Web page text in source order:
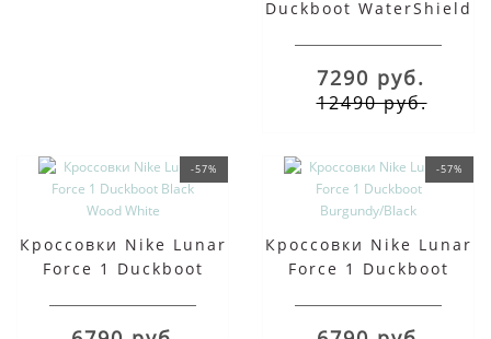
Duckboot WaterShield
7290 руб.
12490 руб.
-57%
Кроссовки Nike Lunar
Force 1 Duckboot
-57%
Кроссовки Nike Lunar
Force 1 Duckboot